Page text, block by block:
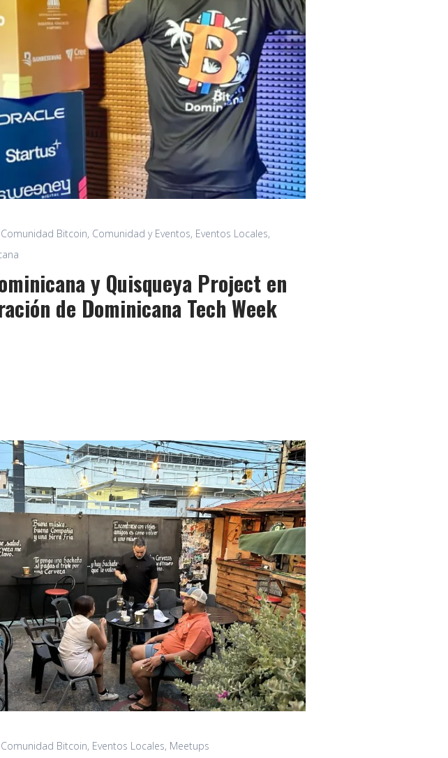
Comunidad Bitcoin, Comunidad y Eventos, Eventos Locales,
y Quisqueya Project en
de Dominicana Tech Week
Comunidad Bitcoin, Eventos Locales, Meetups